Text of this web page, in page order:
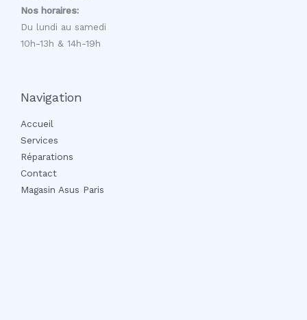
Nos horaires:
Du lundi au samedi
10h-13h & 14h-19h
Navigation
Accueil
Services
Réparations
Contact
Magasin Asus Paris